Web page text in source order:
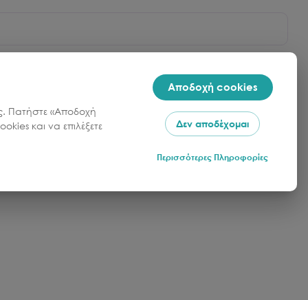
Πατήστε «Αποδοχή
και να επιλέξετε
Αποδοχή cookies
Δεν αποδέχομαι
Περισσότερες Πληροφορίες